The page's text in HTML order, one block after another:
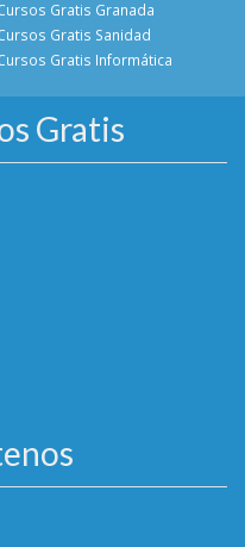
Gratis Granada
Gratis Sanidad
Gratis Informática
Gratis